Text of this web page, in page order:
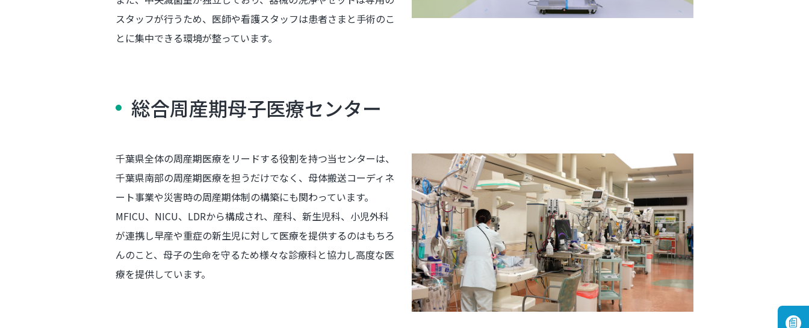
スタッフが行うため、医師や看護スタッフは患者さまと手術のこ
とに集中できる環境が整っています。
総合周産期母子医療センター
千葉県全体の周産期医療をリードする役割を持つ当センターは、
千葉県南部の周産期医療を担うだけでなく、母体搬送コーディネ
ート事業や災害時の周産期体制の構築にも関わっています。
MFICU、NICU、LDRから構成され、産科、新生児科、小児外科
が連携し早産や重症の新生児に対して医療を提供するのはもちろ
んのこと、母子の生命を守るため様々な診療科と協力し高度な医
療を提供しています。